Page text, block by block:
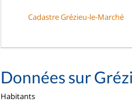
Cadastre Grézieu-le-Marché
Données sur
Habitants